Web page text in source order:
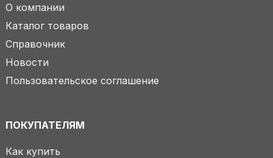
О компании
Каталог товаров
Справочник
Новости
Пользовательское соглашение
ПОКУПАТЕЛЯМ
Как купить